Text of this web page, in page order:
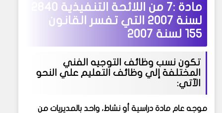
مادة :7 من
اللائحة التنفيذية 2840
لسنة 2007 التي تفسر القانون
155 لسنة 2007
تكون نسب وظائف التوجيه الفني
المختلفة إلي وظائف التعليم علي النحو
الآتي:
موجه عام مادة دراسية أو نشاط، واحد بالمديريات من